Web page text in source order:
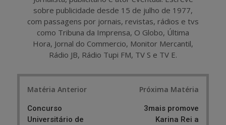
sobre publicidade desde 15 de julho de 1977,
com passagens por jornais, revistas, rádios e tvs
como Tribuna da Imprensa, O Globo, Última
Hora, Jornal do Commercio, Monitor Mercantil,
Rádio JB, Rádio Tupi FM, TV S e TV E.
Matéria Anterior
Concurso
Universitário de
Próxima Matéria
3mais promove
Karina Rei a